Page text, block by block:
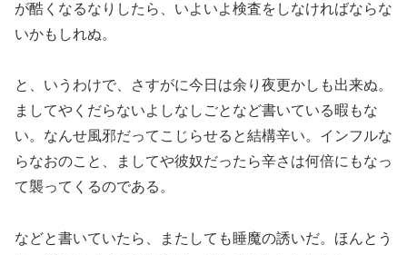
が酷くなるなりしたら、いよいよ検査をしなければならな
いかもしれぬ。
と、いうわけで、さすがに今日は余り夜更かしも出来ぬ。
ましてやくだらないよしなしごとなど書いている暇もな
い。なんせ風邪だってこじらせると結構辛い。インフルな
らなおのこと、ましてや彼奴だったら辛さは何倍にもなっ
て襲ってくるのである。
などと書いていたら、またしても睡魔の誘いだ。ほんとう